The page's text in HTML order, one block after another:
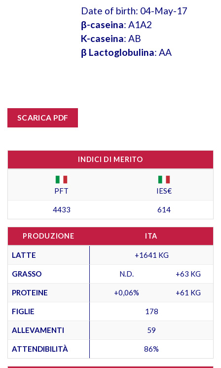
Date of birth: 04-May-17
β-caseina: A1A2
K-caseina: AB
β Lactoglobulina: AA
SCARICA PDF
INDICI DI MERITO
PFT IES€
4433 614
PRODUZIONE ITA
LATTE +1641 KG
GRASSO N.D. +63 KG
PROTEINE +0,06% +61 KG
FIGLIE 178
ALLEVAMENTI 59
ATTENDIBILITÀ 86%